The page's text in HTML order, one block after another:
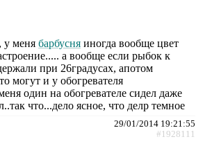
у меня барбусня иногда вообще цвет
а вообще если рыбок к
при 26градусах, апотом
могут и у обогревателя
один на обогревателе сидел даже
что...дело ясное, что делр темное
29/01/2014 19:21:55
#1928111